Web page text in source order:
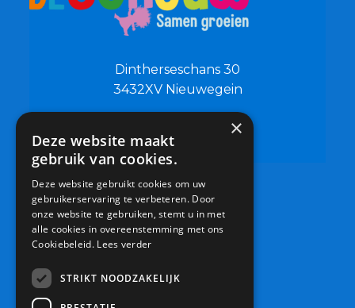
Dintherseschans 30
3432XV Nieuwegein
0306019500
info@bsdeschouw.nl
×
Deze website maakt
gebruik van cookies.
Deze website gebruikt cookies om uw
gebruikerservaring te verbeteren. Door
onze website te gebruiken, stemt u in met
alle cookies in overeenstemming met ons
Cookiebeleid. Lees verder
STRIKT NOODZAKELIJK